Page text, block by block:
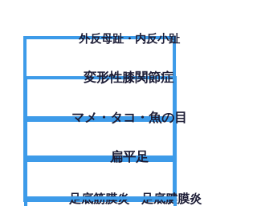
外反母趾・内反小趾
変形性膝関節症
​マメ・タコ・魚の目
扁平足
足底筋膜炎・足底腱膜炎